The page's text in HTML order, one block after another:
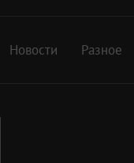
Новости Разное